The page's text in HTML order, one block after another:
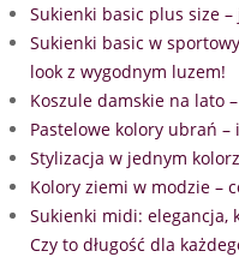
Sukienki basic plus size
Sukienki basic w
look z wygodnym luzem!
Koszule damskie na lato
Pastelowe kolory ubrań
Stylizacja w jednym
Kolory ziemi w modzie –
Sukienki midi: elegancja,
Czy to długość dla